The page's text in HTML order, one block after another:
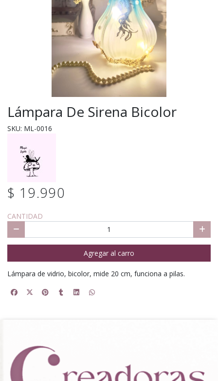
Lámpara De Sirena Bicolor
SKU: ML-0016
$ 19.990
CANTIDAD
Agregar al carro
Lámpara de vidrio, bicolor, mide 20 cm, funciona a pilas.